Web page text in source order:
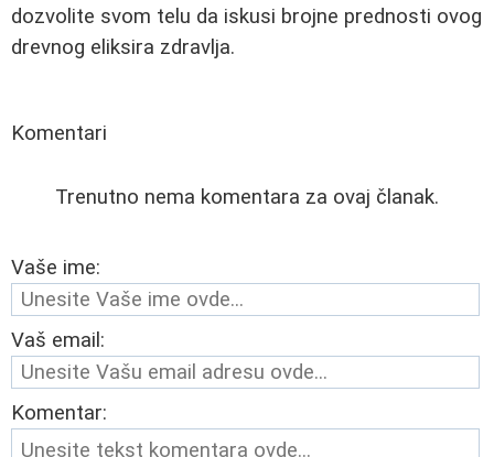
dozvolite svom telu da iskusi brojne prednosti ovog
drevnog eliksira zdravlja.
Komentari
Trenutno nema komentara za ovaj članak.
Vaše ime:
Vaš email:
Komentar: